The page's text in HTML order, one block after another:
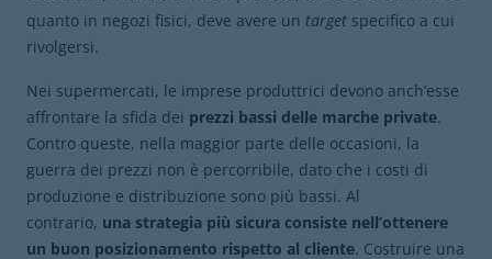
quanto in negozi fisici, deve avere un target specifico a cui
rivolgersi.
Nei supermercati, le imprese produttrici devono anch’esse
affrontare la sfida dei prezzi bassi delle marche private.
Contro queste, nella maggior parte delle occasioni, la
guerra dei prezzi non è percorribile, dato che i costi di
produzione e distribuzione sono più bassi. Al
contrario, una strategia più sicura consiste nell’ottenere
un buon posizionamento rispetto al cliente. Costruire una